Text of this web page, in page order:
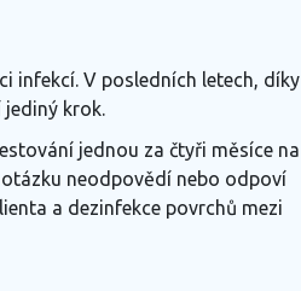
infekcí. V posledních letech, díky
krok.
jednou za čtyři měsíce na
neodpovědí nebo odpoví
a dezinfekce povrchů mezi